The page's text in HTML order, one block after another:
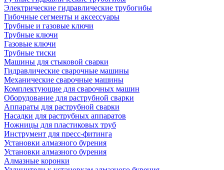
Электрические гидравлические трубогибы
Гибочные сегменты и аксессуары
Трубные и газовые ключи
Трубные ключи
Газовые ключи
Трубные тиски
Машины для стыковой сварки
Гидравлические сварочные машины
Механические сварочные машины
Комплектующие для сварочных машин
Оборудование для раструбной сварки
Аппараты для раструбной сварки
Насадки для раструбных аппаратов
Ножницы для пластиковых труб
Инструмент для пресс-фитинга
Установки алмазного бурения
Установки алмазного бурения
Алмазные коронки